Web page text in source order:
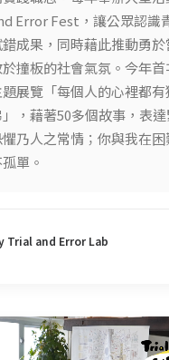
Error Fest，讓公眾認識
錯成果，同時藉此推動勇於
撞板的社會氣氛。今年
題展覽「每個人的心裡都有
，藉著50多個故事，表
乃人之常情；你與我在困
單。
Trial and Error Lab